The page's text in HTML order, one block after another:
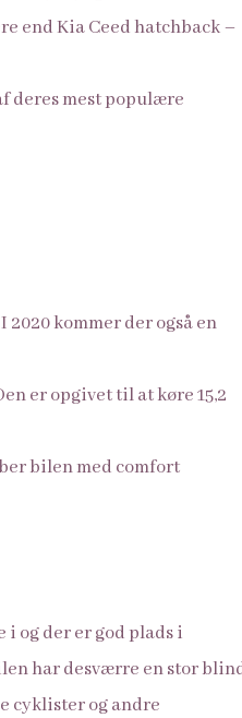
end Kia Ceed hatchback –
deres mest populære
kommer der også en
er opgivet til at køre 15,2
bilen med comfort
i og der er god plads i
har desværre en stor
cyklister og andre